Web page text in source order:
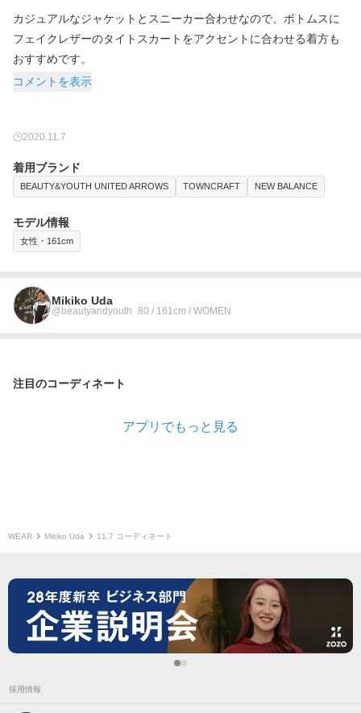
カジュアルなジャケットとスニーカー合わせなので、ボトムスに
フェイクレザーのタイトスカートをアクセントに合わせる着方も
おすすめです。
コメントを表示
2020.11.7
着用ブランド
BEAUTY&YOUTH UNITED ARROWS TOWNCRAFT NEW BALANCE
モデル情報
女性・161cm
Mikiko Uda
@beautyandyouth_80 / 161cm / WOMEN
注目のコーディネート
アプリでもっと見る
WEAR Mikiko Uda 11.7 コーディネート
採用情報